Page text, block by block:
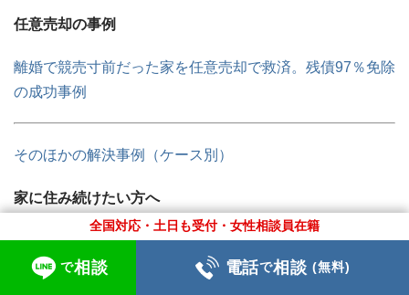
全国対応・土日も受付・女性相談員在籍
で相談 電話で相談 (無料)
任意売却の事例
離婚で競売寸前だった家を任意売却で救済。残債97％免除
の成功事例
そのほかの解決事例（ケース別 ）
家に住み続けたい方へ
住宅ローンを払えない状況でも、今の家に住み続ける方法
が、任意売却と リースバックを組み合わせることです。